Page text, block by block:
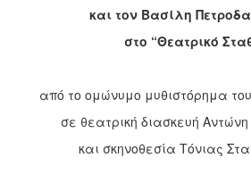
2013
2010
2006
και τον Βασίλη
στο “Θεατρικό
από το ομώνυμο μυθιστόρημα
σε θεατρική διασκευή
και σκηνοθεσία Τόνιας